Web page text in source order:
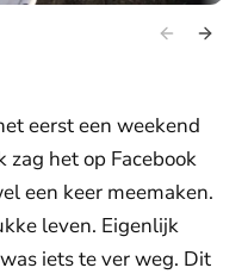
eerst een weekend
zag het op Facebook
een keer meemaken.
leven. Eigenlijk
iets te ver weg. Dit